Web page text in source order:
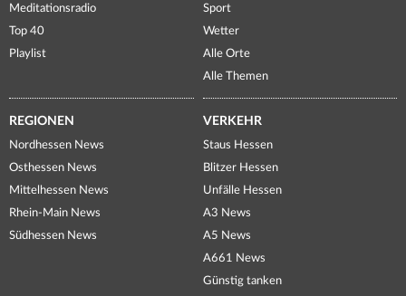
Meditationsradio
Top 40
Playlist
Sport
Wetter
Alle Orte
Alle Themen
REGIONEN
Nordhessen News
Osthessen News
Mittelhessen News
Rhein-Main News
Südhessen News
VERKEHR
Staus Hessen
Blitzer Hessen
Unfälle Hessen
A3 News
A5 News
A661 News
Günstig tanken